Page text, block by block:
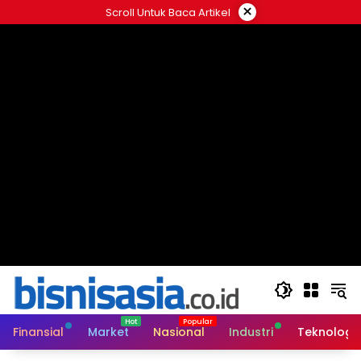
ke
Scroll Untuk Baca Artikel ×
Finansial Market Nasional Industri Teknologi